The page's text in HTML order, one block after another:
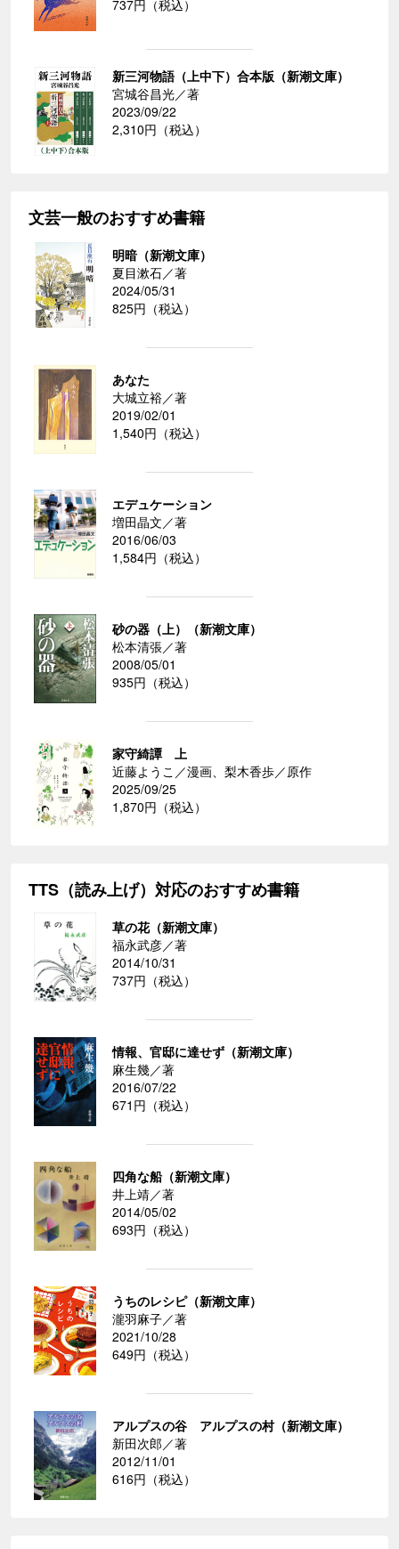
737円（税込）
新三河物語（上中下）合本版（新潮文庫）
宮城谷昌光／著
2023/09/22
2,310円（税込）
文芸一般のおすすめ書籍
明暗（新潮文庫）
夏目漱石／著
2024/05/31
825円（税込）
あなた
大城立裕／著
2019/02/01
1,540円（税込）
エデュケーション
増田晶文／著
2016/06/03
1,584円（税込）
砂の器（上）（新潮文庫）
松本清張／著
2008/05/01
935円（税込）
家守綺譚 上
近藤ようこ／漫画、梨木香歩／原作
2025/09/25
1,870円（税込）
TTS（読み上げ）対応のおすすめ書籍
草の花（新潮文庫）
福永武彦／著
2014/10/31
737円（税込）
情報、官邸に達せず（新潮文庫）
麻生幾／著
2016/07/22
671円（税込）
四角な船（新潮文庫）
井上靖／著
2014/05/02
693円（税込）
うちのレシピ（新潮文庫）
瀧羽麻子／著
2021/10/28
649円（税込）
アルプスの谷 アルプスの村（新潮文庫）
新田次郎／著
2012/11/01
616円（税込）